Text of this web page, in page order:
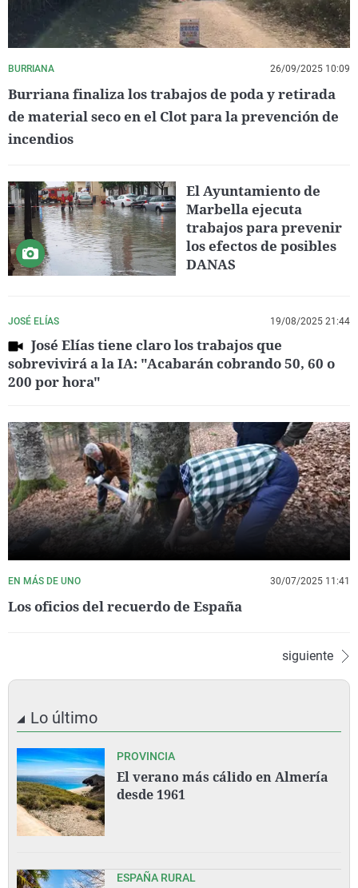
BURRIANA 26/09/2025 10:09
Burriana finaliza los trabajos de poda y retirada
de material seco en el Clot para la prevención de
incendios
El Ayuntamiento de
Marbella ejecuta
trabajos para prevenir
los efectos de posibles
DANAS
JOSÉ ELÍAS 19/08/2025 21:44
José Elías tiene claro los trabajos que
sobrevivirá a la IA: "Acabarán cobrando 50, 60 o
200 por hora"
EN MÁS DE UNO 30/07/2025 11:41
Los oficios del recuerdo de España
siguiente
Lo último
PROVINCIA
El verano más cálido en Almería
desde 1961
ESPAÑA RURAL